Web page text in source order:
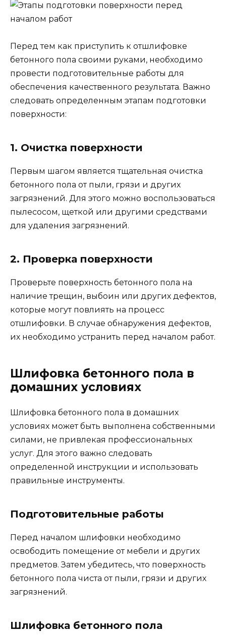
Перед тем как приступить к отшлифовке
бетонного пола своими руками, необходимо
провести подготовительные работы для
обеспечения качественного результата. Важно
следовать определенным этапам подготовки
поверхности:
1. Очистка поверхности
Первым шагом является тщательная очистка
бетонного пола от пыли, грязи и других
загрязнений. Для этого можно воспользоваться
пылесосом, щеткой или другими средствами
для удаления загрязнений.
2. Проверка поверхности
Проверьте поверхность бетонного пола на
наличие трещин, выбоин или других дефектов,
которые могут повлиять на процесс
отшлифовки. В случае обнаружения дефектов,
их необходимо устранить перед началом работ.
Шлифовка бетонного пола в
домашних условиях
Шлифовка бетонного пола в домашних
условиях может быть выполнена собственными
силами, не привлекая профессиональных
услуг. Для этого важно следовать
определенной инструкции и использовать
правильные инструменты.
Подготовительные работы
Перед началом шлифовки необходимо
освободить помещение от мебели и других
предметов. Затем убедитесь, что поверхность
бетонного пола чиста от пыли, грязи и других
загрязнений.
Шлифовка бетонного пола